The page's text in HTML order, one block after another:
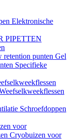
Elektronische
PIPETTEN
retention punten Gel
Specifieke
Schroefdoppen
voor
Cryobuizen voor